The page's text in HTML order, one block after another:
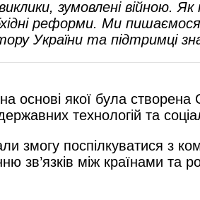
зумовлені війною.
реформи. Ми
України та підтримці
основі якої була
технологій та
змогу поспілкуватися з
зв’язків між країнами